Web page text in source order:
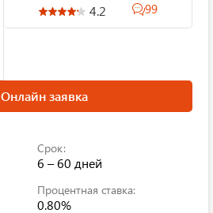
4.2 99
Онлайн заявка
Срок:
6 – 60 дней
Процентная ставка:
0.80%